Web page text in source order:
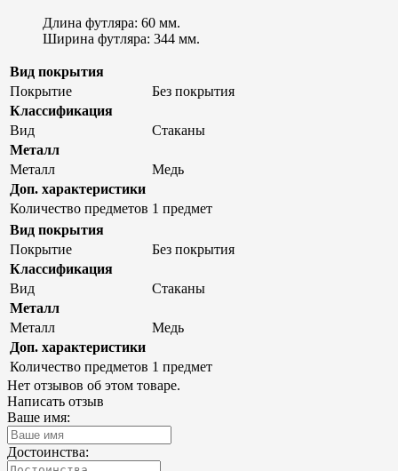
Длина футляра: 60 мм.
Ширина футляра: 344 мм.
Вид покрытия
Покрытие
Без покрытия
Классификация
Вид
Стаканы
Металл
Металл
Медь
Доп. характеристики
Количество предметов 1 предмет
Вид покрытия
Покрытие
Без покрытия
Классификация
Вид
Стаканы
Металл
Металл
Медь
Доп. характеристики
Количество предметов 1 предмет
Нет отзывов об этом товаре.
Написать отзыв
Ваше имя:
Достоинства: